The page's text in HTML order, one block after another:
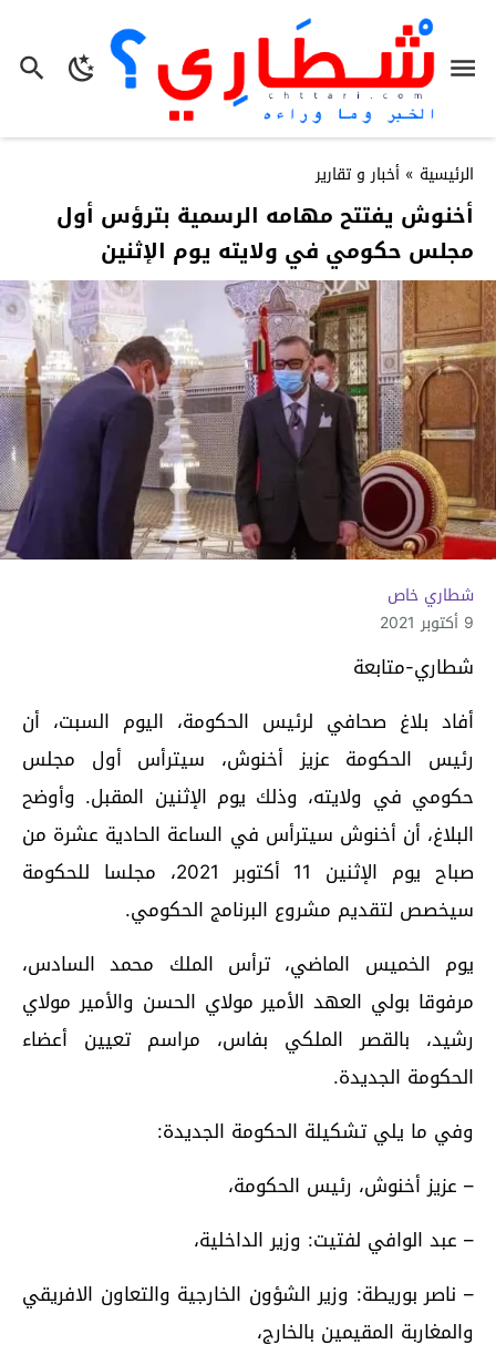
الرئيسية » أخبار و تقارير
أخنوش يفتتح مهامه الرسمية بترؤس أول
مجلس حكومي في ولايته يوم الإثنين
شطاري خاص
9 أكتوبر 2021
شطاري-متابعة
أفاد بلاغ صحافي لرئيس الحكومة، اليوم السبت، أن
رئيس الحكومة عزيز أخنوش، سيترأس أول مجلس
حكومي في ولايته، وذلك يوم الإثنين المقبل. وأوضح
البلاغ، أن أخنوش سيترأس في الساعة الحادية عشرة من
صباح يوم الإثنين 11 أكتوبر 2021، مجلسا للحكومة
سيخصص لتقديم مشروع البرنامج الحكومي.
يوم الخميس الماضي، ترأس الملك محمد السادس،
مرفوقا بولي العهد الأمير مولاي الحسن والأمير مولاي
رشيد، بالقصر الملكي بفاس، مراسم تعيين أعضاء
الحكومة الجديدة.
وفي ما يلي تشكيلة الحكومة الجديدة:
– عزيز أخنوش، رئيس الحكومة،
– عبد الوافي لفتيت: وزير الداخلية،
– ناصر بوريطة: وزير الشؤون الخارجية والتعاون الافريقي
والمغاربة المقيمين بالخارج،